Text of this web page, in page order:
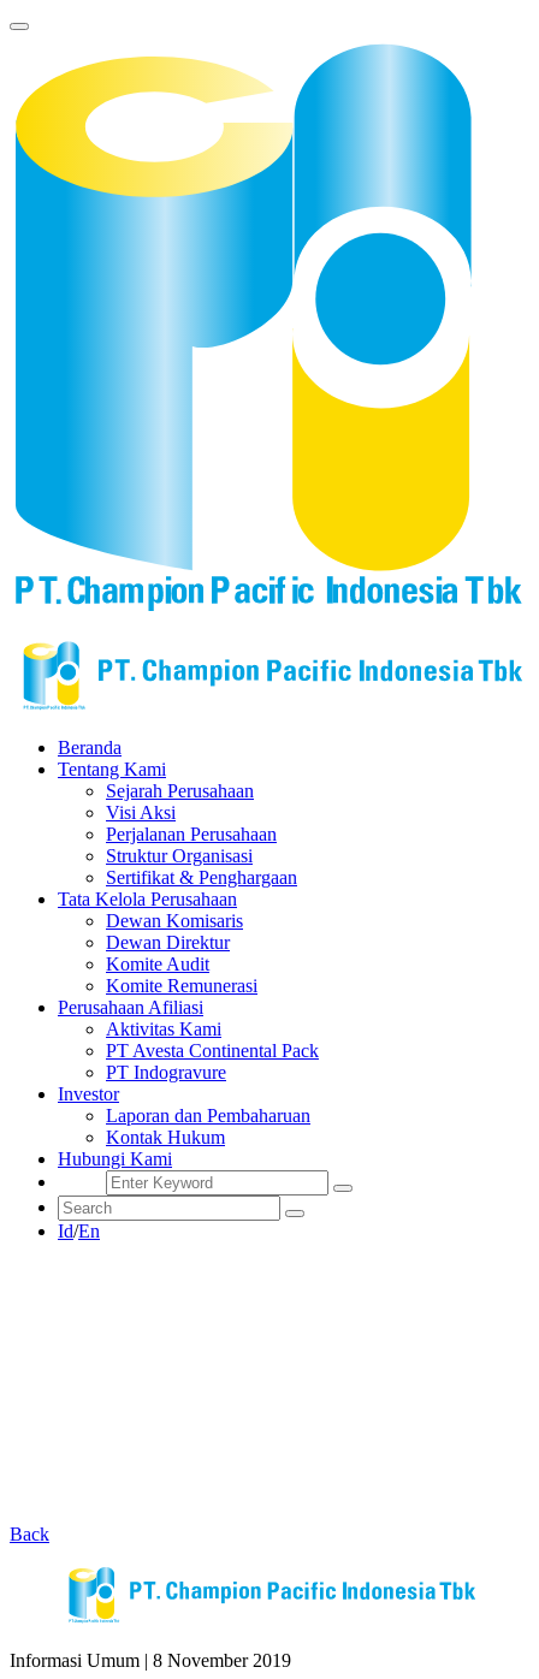
Beranda
Tentang Kami
Sejarah Perusahaan
Visi Aksi
Perjalanan Perusahaan
Struktur Organisasi
Sertifikat & Penghargaan
Tata Kelola Perusahaan
Dewan Komisaris
Dewan Direktur
Komite Audit
Komite Remunerasi
Perusahaan Afiliasi
Aktivitas Kami
PT Avesta Continental Pack
PT Indogravure
Investor
Laporan dan Pembaharuan
Kontak Hukum
Hubungi Kami
Id/En
Back
Informasi Umum | 8 November 2019